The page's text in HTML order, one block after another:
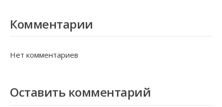
Комментарии
Нет комментариев
Оставить комментарий